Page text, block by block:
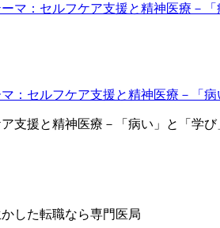
：セルフケア支援と精神医療－「
ア支援と精神医療－「病い」と「